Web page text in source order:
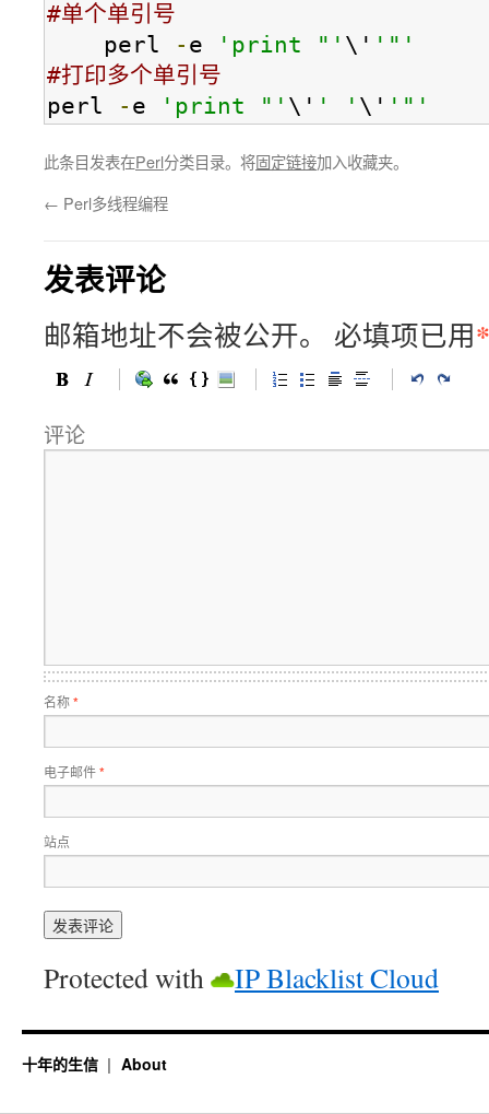
#单个单引号
    perl
- e 'print "' \' '"'
#打印多个单引号
perl
- e 'print "' \' ' ' \' '"'
此条目发表在Perl分类目录。将固定链接加入收藏夹。
← Perl多线程编程
发表评论
邮箱地址不会被公开。 必填项已用*
评论
名称*
电子邮件*
站点
Protected with IP Blacklist Cloud
十年的生信 About